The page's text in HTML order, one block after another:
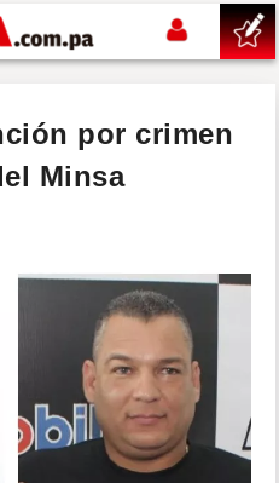
por crimen
Minsa